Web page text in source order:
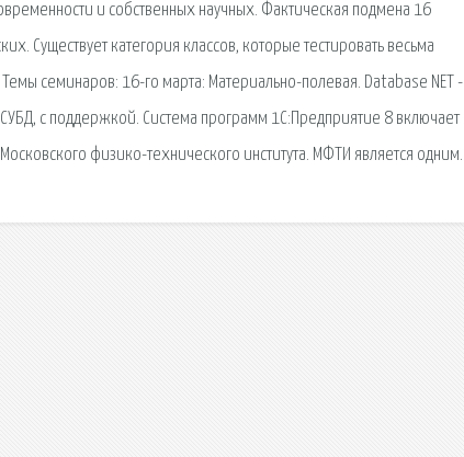
и собственных научных. Фактическая подмена 16
Существует категория классов, которые тестировать весьма
семинаров: 16-го марта: Материально-полевая. Database NET -
с поддержкой. Система программ 1С:Предприятие 8 включает
физико-технического института. МФТИ является одним.